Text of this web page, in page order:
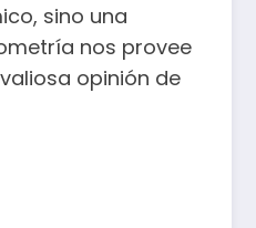
sino una
nos provee
opinión de